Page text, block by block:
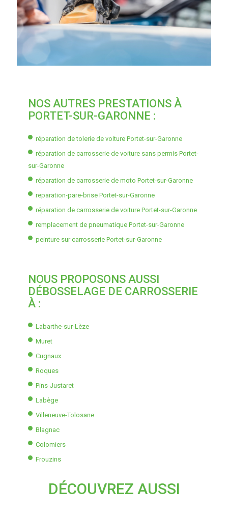
NOS AUTRES PRESTATIONS À
PORTET-SUR-GARONNE :
réparation de tolerie de voiture Portet-sur-Garonne
réparation de carrosserie de voiture sans permis Portet-
sur-Garonne
réparation de carrosserie de moto Portet-sur-Garonne
reparation-pare-brise Portet-sur-Garonne
réparation de carrosserie de voiture Portet-sur-Garonne
remplacement de pneumatique Portet-sur-Garonne
peinture sur carrosserie Portet-sur-Garonne
NOUS PROPOSONS AUSSI
DÉBOSSELAGE DE CARROSSERIE
À :
Labarthe-sur-Lèze
Muret
Cugnaux
Roques
Pins-Justaret
Labège
Villeneuve-Tolosane
Blagnac
Colomiers
Frouzins
DÉCOUVREZ AUSSI